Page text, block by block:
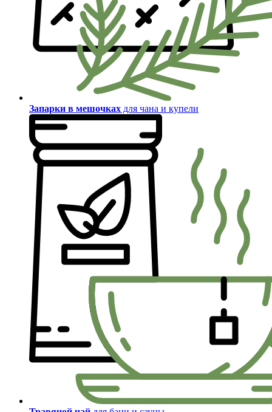
Запарки в мешочках для чана и купели